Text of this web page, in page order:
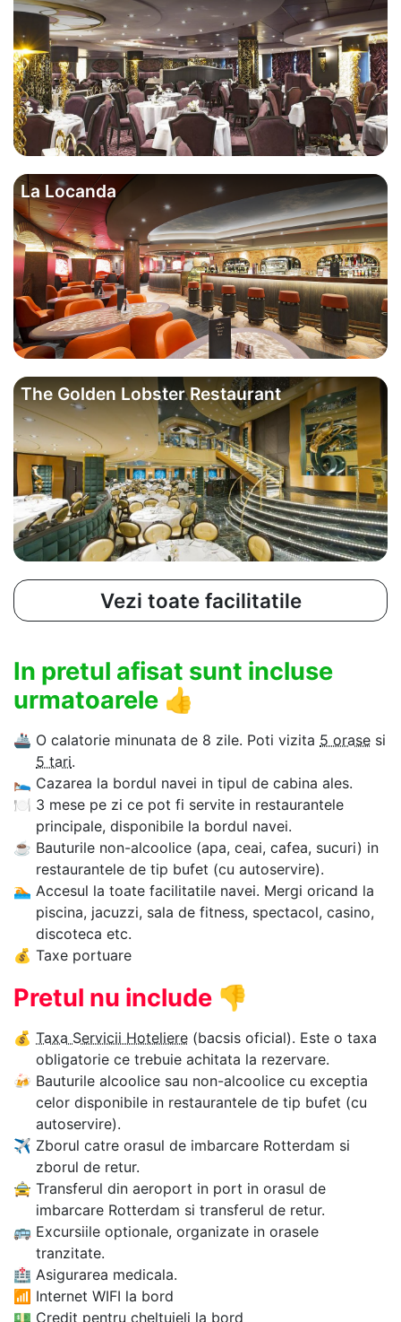
La Locanda
The Golden Lobster Restaurant
Vezi toate facilitatile
In pretul afisat sunt incluse
urmatoarele 👍
🚢 O calatorie minunata de 8 zile. Poti vizita 5 orase si
5 tari.
🛌 Cazarea la bordul navei in tipul de cabina ales.
🍽 3 mese pe zi ce pot fi servite in restaurantele
principale, disponibile la bordul navei.
☕ Bauturile non-alcoolice (apa, ceai, cafea, sucuri) in
restaurantele de tip bufet (cu autoservire).
🏊‍ Accesul la toate facilitatile navei. Mergi oricand la
piscina, jacuzzi, sala de fitness, spectacol, casino,
discoteca etc.
💰 Taxe portuare
Pretul nu include 👎
💰 Taxa Servicii Hoteliere (bacsis oficial). Este o taxa
obligatorie ce trebuie achitata la rezervare.
🍻 Bauturile alcoolice sau non-alcoolice cu exceptia
celor disponibile in restaurantele de tip bufet (cu
autoservire).
✈ Zborul catre orasul de imbarcare Rotterdam si
zborul de retur.
🚖 Transferul din aeroport in port in orasul de
imbarcare Rotterdam si transferul de retur.
🚌 Excursiile optionale, organizate in orasele
tranzitate.
🏥 Asigurarea medicala.
📶 Internet WIFI la bord
💵 Credit pentru cheltuieli la bord